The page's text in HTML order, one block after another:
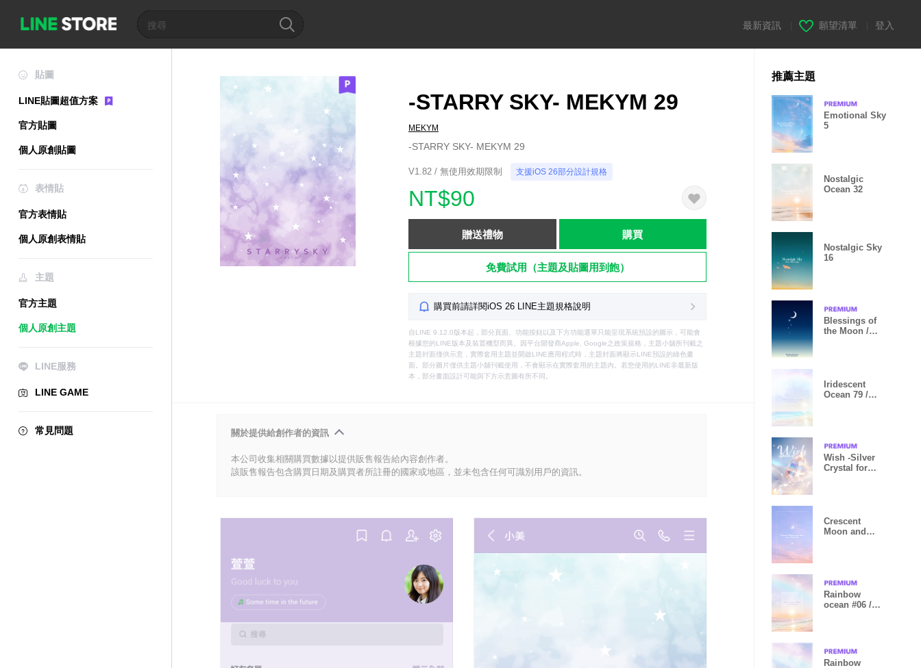
最新資訊 願望清單 登入
貼圖
LINE貼圖超值方案
官方貼圖
個人原創貼圖
表情貼
官方表情貼
個人原創表情貼
主題
官方主題
個人原創主題
LINE服務
LINE GAME
常見問題
-STARRY SKY- MEKYM 29
MEKYM
-STARRY SKY- MEKYM 29
V1.82 / 無使用效期限制 支援iOS 26部分設計規格
NT$90
贈送禮物 購買
免費試用（主題及貼圖用到飽）
購買前請詳閱iOS 26 LINE主題規格說明
自LINE 9.12.0版本起，部分頁面、功能按鈕以及下方功能選單只能呈現系統預設的圖示，可能會
根據您的LINE版本及裝置機型而異。因平台開發商Apple, Google之政策規格，主題小舖所刊載之
主題封面僅供示意，實際套用主題並開啟LINE應用程式時，主題封面將顯示LINE預設的綠色畫
面。部分圖片僅供主題小舖刊載使用，不會顯示在實際套用的主題內。若您使用的LINE非最新版
本，部分畫面設計可能與下方示意圖有所不同。
關於提供給創作者的資訊
本公司收集相關購買數據以提供販售報告給內容創作者。
該販售報告包含購買日期及購買者所註冊的國家或地區，並未包含任何可識別用戶的資訊。
推薦主題
Emotional Sky
5
Nostalgic
Ocean 32
Nostalgic Sky
16
Blessings of
the Moon /
Iridescent
Ocean 79 /
Wish -Silver
Crystal for
Crescent
Moon and
Rainbow
ocean #06 /
Rainbow